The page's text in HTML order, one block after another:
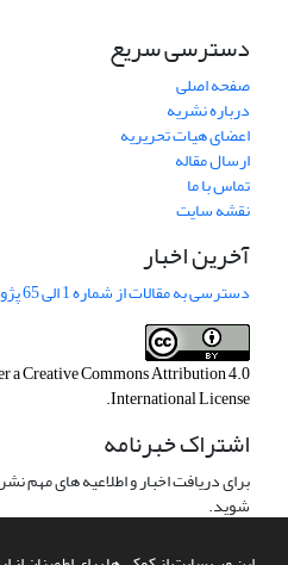
دسترسی سریع
صفحه اصلی
درباره نشریه
اعضای هیات تحریریه
ارسال مقاله
تماس با ما
نقشه سایت
آخرین اخبار
دسترسی به مقالات از شماره 1 الی 65 پژوهشهای جغرافیایی
aCreative Commons Attribution 4.0
International License
.
اشتراک خبرنامه
برای دریافت اخبار و اطلاعیه های مهم
شوید.